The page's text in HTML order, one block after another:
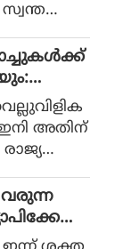
ഇനി അതിന്
കര
ഫീല്‍ഡ്
വരുന്ന